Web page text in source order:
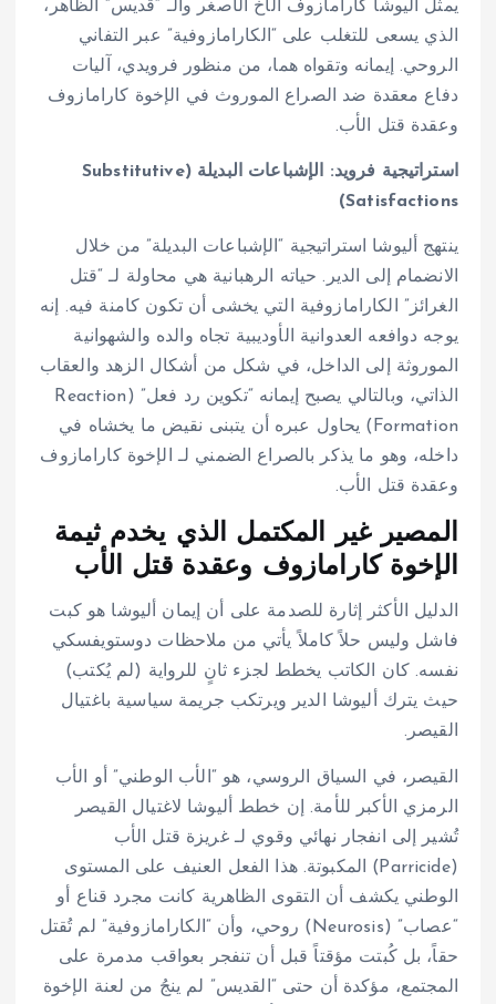
يمثل أليوشا كارامازوف الأخ الأصغر والـ “قديس” الظاهر،
الذي يسعى للتغلب على “الكارامازوفية” عبر التفاني
الروحي. إيمانه وتقواه هما، من منظور فرويدي، آليات
دفاع معقدة ضد الصراع الموروث في الإخوة كارامازوف
وعقدة قتل الأب.
استراتيجية فرويد: الإشباعات البديلة (Substitutive
Satisfactions)
ينتهج أليوشا استراتيجية “الإشباعات البديلة” من خلال
الانضمام إلى الدير. حياته الرهبانية هي محاولة لـ “قتل
الغرائز” الكارامازوفية التي يخشى أن تكون كامنة فيه. إنه
يوجه دوافعه العدوانية الأوديبية تجاه والده والشهوانية
الموروثة إلى الداخل، في شكل من أشكال الزهد والعقاب
الذاتي، وبالتالي يصبح إيمانه “تكوين رد فعل” (Reaction
Formation) يحاول عبره أن يتبنى نقيض ما يخشاه في
داخله، وهو ما يذكر بالصراع الضمني لـ الإخوة كارامازوف
وعقدة قتل الأب.
المصير غير المكتمل الذي يخدم ثيمة
الإخوة كارامازوف وعقدة قتل الأب
الدليل الأكثر إثارة للصدمة على أن إيمان أليوشا هو كبت
فاشل وليس حلاً كاملاً يأتي من ملاحظات دوستويفسكي
نفسه. كان الكاتب يخطط لجزء ثانٍ للرواية (لم يُكتب)
حيث يترك أليوشا الدير ويرتكب جريمة سياسية باغتيال
القيصر.
القيصر، في السياق الروسي، هو “الأب الوطني” أو الأب
الرمزي الأكبر للأمة. إن خطط أليوشا لاغتيال القيصر
تُشير إلى انفجار نهائي وقوي لـ غريزة قتل الأب
(Parricide) المكبوتة. هذا الفعل العنيف على المستوى
الوطني يكشف أن التقوى الظاهرية كانت مجرد قناع أو
“عصاب” (Neurosis) روحي، وأن “الكارامازوفية” لم تُقتل
حقاً، بل كُبتت مؤقتاً قبل أن تنفجر بعواقب مدمرة على
المجتمع، مؤكدة أن حتى “القديس” لم ينجُ من لعنة الإخوة